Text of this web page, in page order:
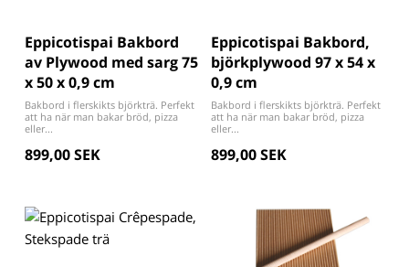
Eppicotispai Bakbord
av Plywood med sarg 75
x 50 x 0,9 cm
Bakbord i flerskikts björkträ. Perfekt
att ha när man bakar bröd, pizza
eller...
899,00 SEK
Eppicotispai Bakbord,
björkplywood 97 x 54 x
0,9 cm
Bakbord i flerskikts björkträ. Perfekt
att ha när man bakar bröd, pizza
eller...
899,00 SEK